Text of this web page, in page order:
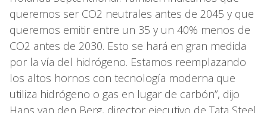
queremos ser CO2 neutrales antes de 2045 y que
queremos emitir entre un 35 y un 40% menos de
CO2 antes de 2030. Esto se hará en gran medida
por la vía del hidrógeno. Estamos reemplazando
los altos hornos con tecnología moderna que
utiliza hidrógeno o gas en lugar de carbón”, dijo
Hans van den Berg, director ejecutivo de Tata Steel